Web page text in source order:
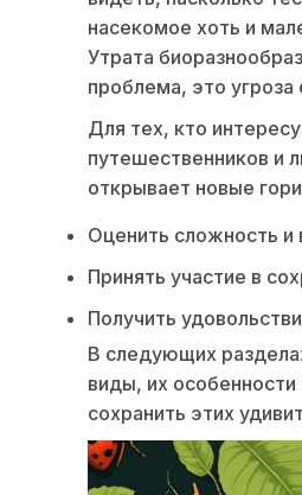
насекомое хоть и
Утрата
проблема, это
Для тех, кто
путешественников и
открывает новые
Оценить сложность и
Принять участие в
Получить
В следующих
виды, их
сохранить этих